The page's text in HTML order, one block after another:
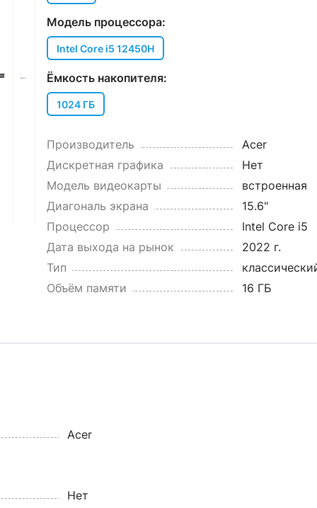
Модель процессора:
Intel Core i5 12450H
Ёмкость накопителя:
1024 ГБ
Производитель
Acer
Дискретная графика
Нет
Модель видеокарты
встроенная
Диагональ экрана
15.6"
Процессор
Intel Core i5
Дата выхода на рынок
2022 г.
Тип
Объём памяти
16 ГБ
Acer
Нет